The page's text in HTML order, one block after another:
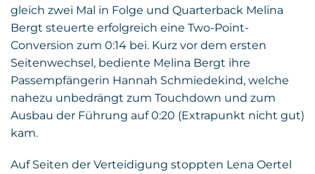
gleich zwei Mal in Folge und Quarterback Melina
Bergt steuerte erfolgreich eine Two-Point-
Conversion zum 0:14 bei. Kurz vor dem ersten
Seitenwechsel, bediente Melina Bergt ihre
Passempfängerin Hannah Schmiedekind, welche
nahezu unbedrängt zum Touchdown und zum
Ausbau der Führung auf 0:20 (Extrapunkt nicht gut)
kam.
Auf Seiten der Verteidigung stoppten Lena Oertel